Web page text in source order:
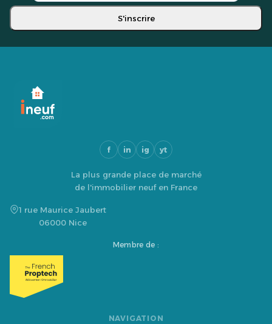
S'inscrire
f in ig yt
La plus grande place de marché
de l'immobilier neuf en France
1 rue Maurice Jaubert
06000 Nice
Membre de :
NAVIGATION